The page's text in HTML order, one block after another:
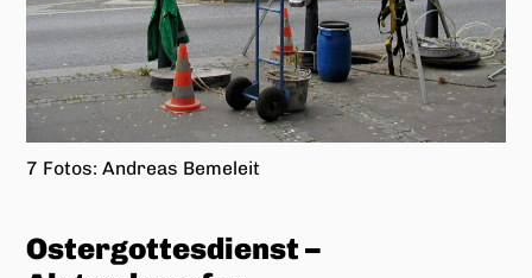
Foto: Andreas Bemeleit
Welt-Aids-Tag 2000